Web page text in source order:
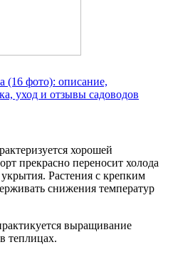
(16 фото): описание,
уход и отзывы садоводов
хорошей
прекрасно переносит холода
Растения с крепким
снижения температур
выращивание
теплицах.